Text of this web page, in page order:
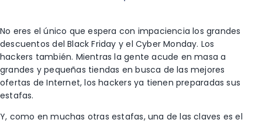
No eres el único que espera con impaciencia los grandes
descuentos del Black Friday y el Cyber Monday. Los
hackers también. Mientras la gente acude en masa a
grandes y pequeñas tiendas en busca de las mejores
ofertas de Internet, los hackers ya tienen preparadas sus
estafas.
Y, como en muchas otras estafas, una de las claves es el